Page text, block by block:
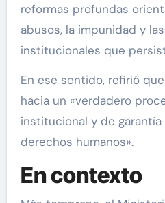
reformas profundas
abusos, la impunidad y
institucionales que
En ese sentido, refirió
hacia un «verdadero
institucional y de
derechos humanos».
En contexto